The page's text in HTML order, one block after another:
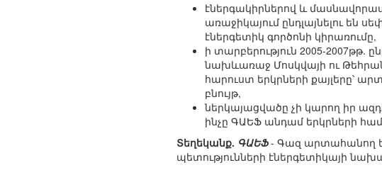
էներգակիրներով և
առաջիկայում ընդլայնելու են
էներգետիկ գործոնի կիրառումը,
ի տարբերություն 2005-
նախևառաջ Մոսկվայի ու
հարուստ երկրների քայլերը՝
բնույթ,
ներկայացվածը չի կարող իր
ինչը ԳԱԵՖ անդամ երկրների
Տեղեկանք. ԳԱԵՖ- Գազ արտահանող
պետությունների էներգետիկայի